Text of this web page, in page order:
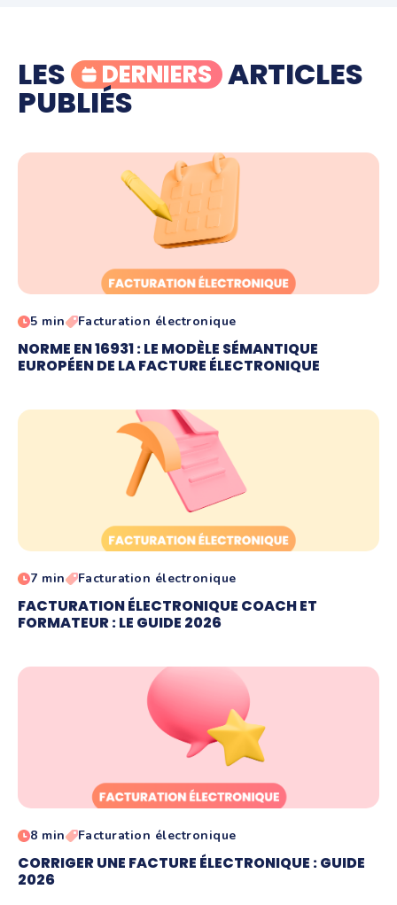
LES DERNIERS ARTICLES
PUBLIÉS
5 min Facturation électronique
NORME EN 16931 : LE MODÈLE SÉMANTIQUE
EUROPÉEN DE LA FACTURE ÉLECTRONIQUE
7 min Facturation électronique
FACTURATION ÉLECTRONIQUE COACH ET
FORMATEUR : LE GUIDE 2026
8 min Facturation électronique
CORRIGER UNE FACTURE ÉLECTRONIQUE : GUIDE
2026